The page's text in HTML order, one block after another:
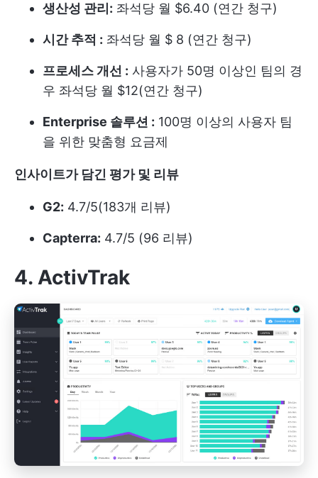
생산성 관리: 좌석당 월 $6.40 (연간 청구)
시간 추적 : 좌석당 월 $ 8 (연간 청구)
프로세스 개선 : 사용자가 50명 이상인 팀의 경
우 좌석당 월 $12(연간 청구)
Enterprise 솔루션 : 100명 이상의 사용자 팀
을 위한 맞춤형 요금제
인사이트가 담긴 평가 및 리뷰
G2: 4.7/5(183개 리뷰)
Capterra: 4.7/5 (96 리뷰)
4. ActivTrak